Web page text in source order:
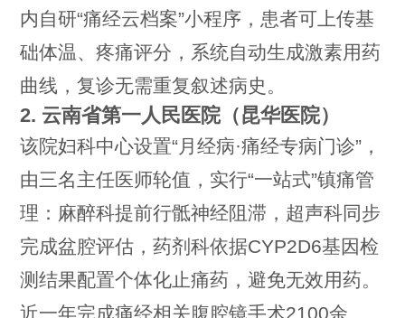
内自研“痛经云档案”小程序，患者可上传基
础体温、疼痛评分，系统自动生成激素用药
曲线，复诊无需重复叙述病史。
2. 云南省第一人民医院（昆华医院）
该院妇科中心设置“月经病·痛经专病门诊”，
由三名主任医师轮值，实行“一站式”镇痛管
理：麻醉科提前行骶神经阻滞，超声科同步
完成盆腔评估，药剂科依据CYP2D6基因检
测结果配置个体化止痛药，避免无效用药。
近一年完成痛经相关腹腔镜手术2100余